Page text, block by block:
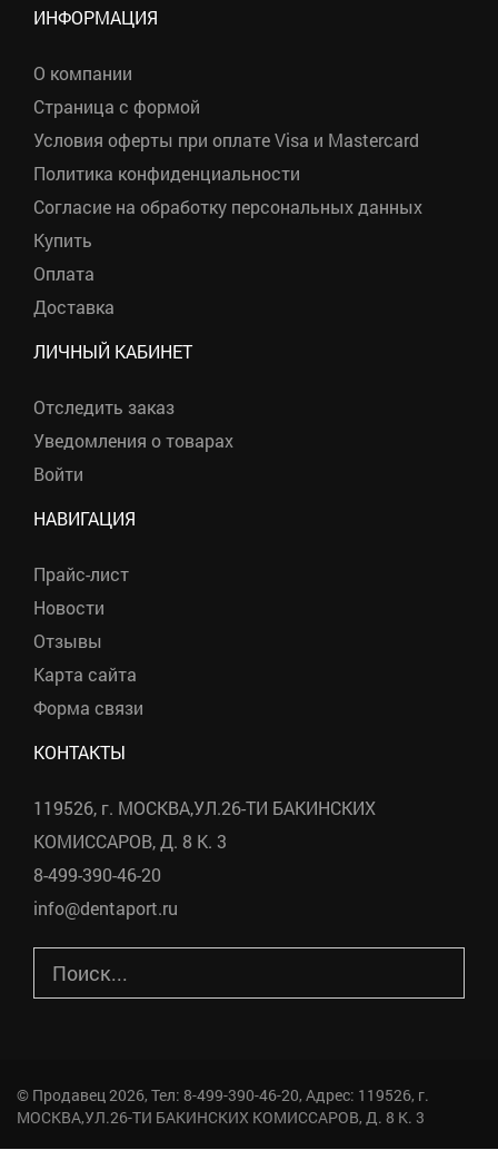
ИНФОРМАЦИЯ
О компании
Страница с формой
Условия оферты при оплате Visa и Mastercard
Политика конфиденциальности
Согласие на обработку персональных данных
Купить
Оплата
Доставка
ЛИЧНЫЙ КАБИНЕТ
Отследить заказ
Уведомления о товарах
Войти
НАВИГАЦИЯ
Прайс-лист
Новости
Отзывы
Карта сайта
Форма связи
КОНТАКТЫ
119526, г. МОСКВА,УЛ.26-ТИ БАКИНСКИХ
КОМИССАРОВ, Д. 8 К. 3
8-499-390-46-20
info@dentaport.ru
© Продавец2026, Тел: 8-499-390-46-20, Адрес: 119526, г.
МОСКВА,УЛ.26-ТИ БАКИНСКИХ КОМИССАРОВ, Д. 8 К. 3